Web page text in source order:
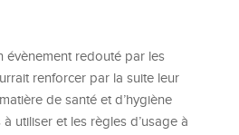
évènement redouté par les
renforcer par la suite leur
de santé et d’hygiène
utiliser et les règles d’usage à